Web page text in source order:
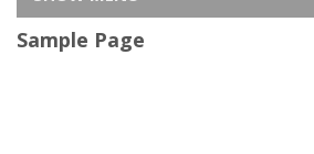
Sample Page